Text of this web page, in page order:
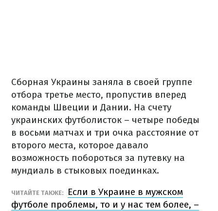
Сборная Украины заняла в своей группе
отбора третье место, пропустив вперед
команды Швеции и Дании. На счету
украинских футболисток – четыре победы
в восьми матчах и три очка расстояние от
второго места, которое давало
возможность побороться за путевку на
мундиаль в стыковых поединках.
ЧИТАЙТЕ ТАКЖЕ:
Если в Украине в мужском
футболе проблемы, то и у нас тем более, –